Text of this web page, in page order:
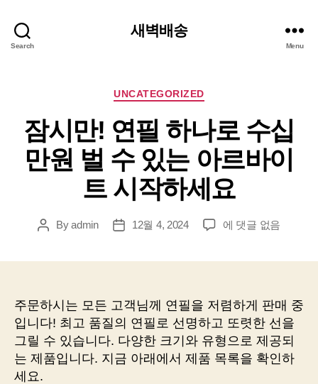
Search
새벽배송
Menu
Categories
UNCATEGORIZED
잠시만! 연필 하나로 수십
만원 벌 수 있는 아르바이
트 시작하세요
PostByadmin
Post12월 4, 2024
잠
하
나
로
수
십
에 댓글 없음
주문하시는 모든 고객님께 연필을 저렴하게 판매 중
입니다! 최고 품질의 연필로 선명하고 또렷한 선을
그릴 수 있습니다. 다양한 크기와 유형으로 제공되
는 제품입니다. 지금 아래에서 제품 목록을 확인하
세요.